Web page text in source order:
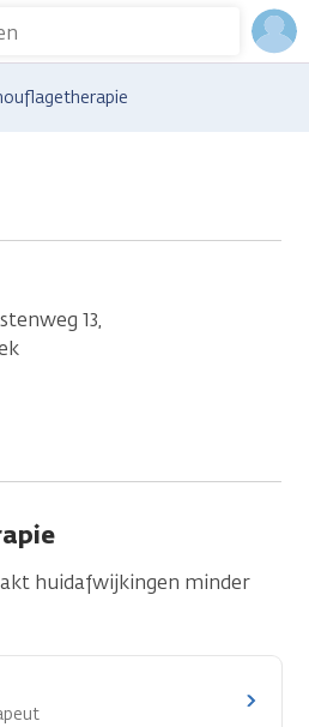
13,
huidafwijkingen minder